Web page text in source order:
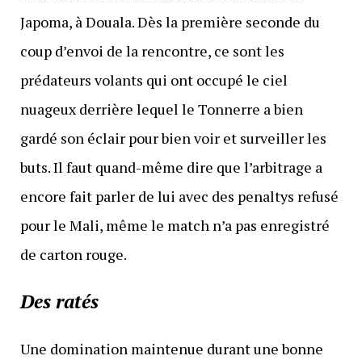
Japoma, à Douala. Dès la première seconde du
coup d’envoi de la rencontre, ce sont les
prédateurs volants qui ont occupé le ciel
nuageux derrière lequel le Tonnerre a bien
gardé son éclair pour bien voir et surveiller les
buts. Il faut quand-même dire que l’arbitrage a
encore fait parler de lui avec des penaltys refusé
pour le Mali, même le match n’a pas enregistré
de carton rouge.
Des ratés
Une domination maintenue durant une bonne